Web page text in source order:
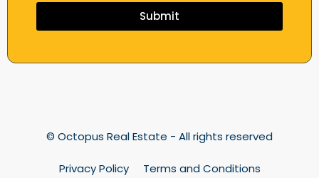
Submit
© Octopus Real Estate - All rights reserved
Privacy Policy Terms and Conditions